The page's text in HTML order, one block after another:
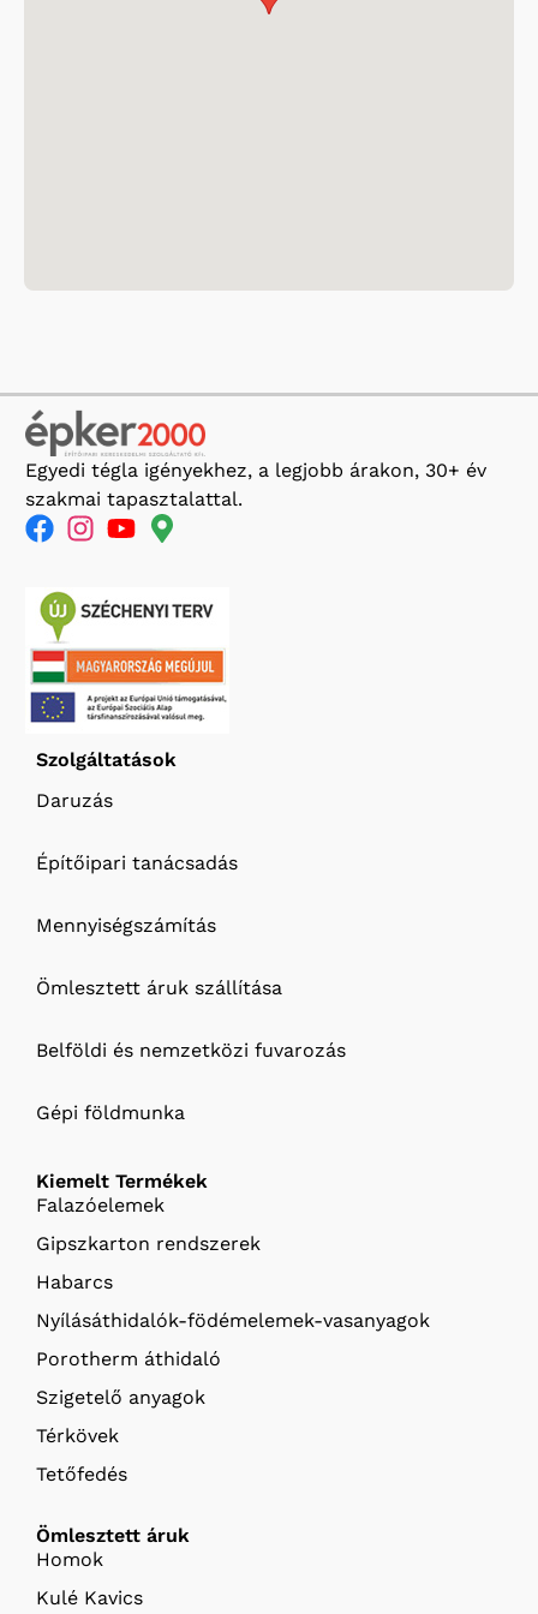
Egyedi tégla igényekhez, a legjobb árakon, 30+ év
szakmai tapasztalattal.
Szolgáltatások
Daruzás
Építőipari tanácsadás
Mennyiségszámítás
Ömlesztett áruk szállítása
Belföldi és nemzetközi fuvarozás
Gépi földmunka
Kiemelt Termékek
Falazóelemek
Gipszkarton rendszerek
Habarcs
Nyílásáthidalók-födémelemek-vasanyagok
Porotherm áthidaló
Szigetelő anyagok
Térkövek
Tetőfedés
Ömlesztett áruk
Homok
Kulé Kavics